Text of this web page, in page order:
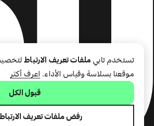
تستخدم تابي ملفات تعريف الارتباط
موقعنا بسلاسة وقياس الأداء. اعرف أكثر
قبول الكل
رفض ملفات تعريف الارتباط